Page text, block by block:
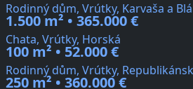
Rodinný dům, Vrútky, Karvaša a
1.500 m² • 365.000 €
Chata, Vrútky, Horská
100 m² • 52.000 €
Rodinný dům, Vrútky,
250 m² • 360.000 €